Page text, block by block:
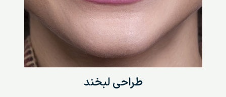
طراحی لبخند